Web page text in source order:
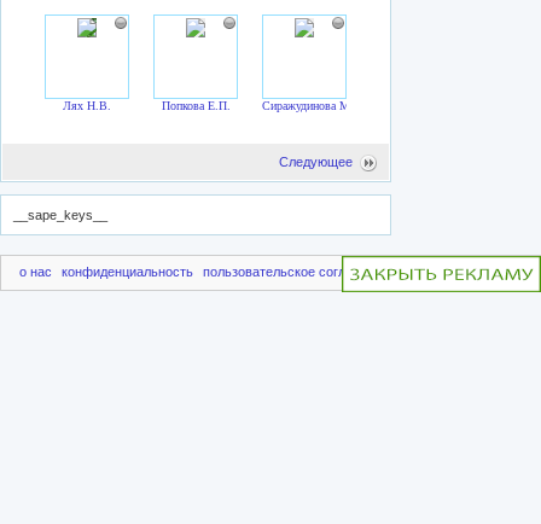
Лях Н.В. Попкова Е.П. Сиражудинова М.М.
Следующее
__sape_keys__
о нас конфиденциальность пользовательское соглашение чаво пригласить